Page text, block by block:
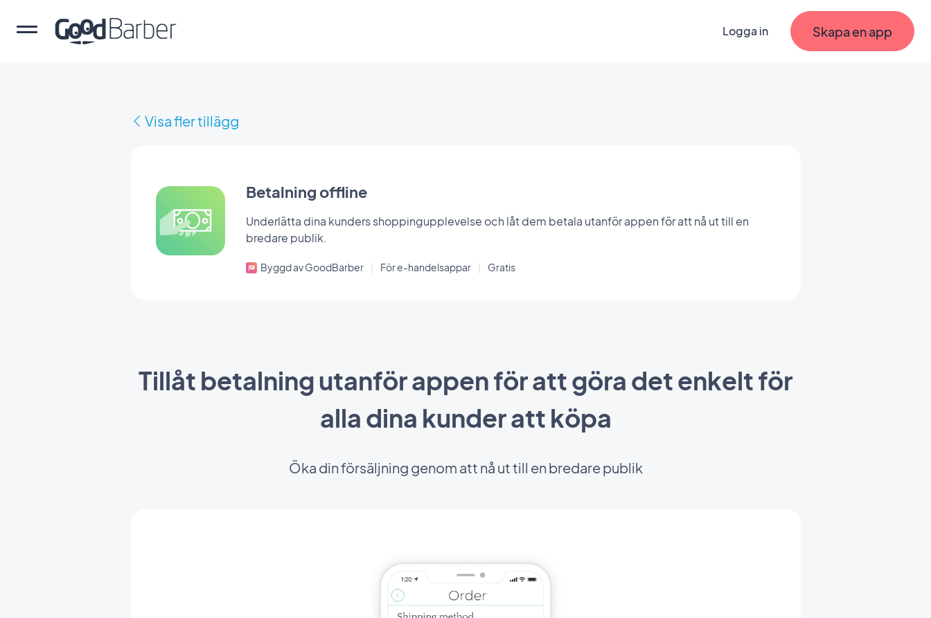
Logga in Skapa en app
Visa fler tillägg
Betalning offline
Underlätta dina kunders shoppingupplevelse och låt dem betala utanför appen för att nå ut till en
bredare publik.
Byggd av GoodBarber För e-handelsappar Gratis
Tillåt betalning utanför appen för att göra det enkelt för
alla dina kunder att köpa
Öka din försäljning genom att nå ut till en bredare publik